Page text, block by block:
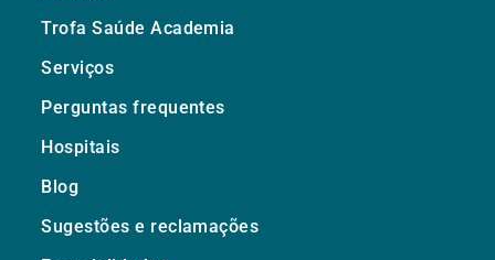
Trofa Saúde Academia
Serviços
Perguntas frequentes
Hospitais
Blog
Sugestões e reclamações